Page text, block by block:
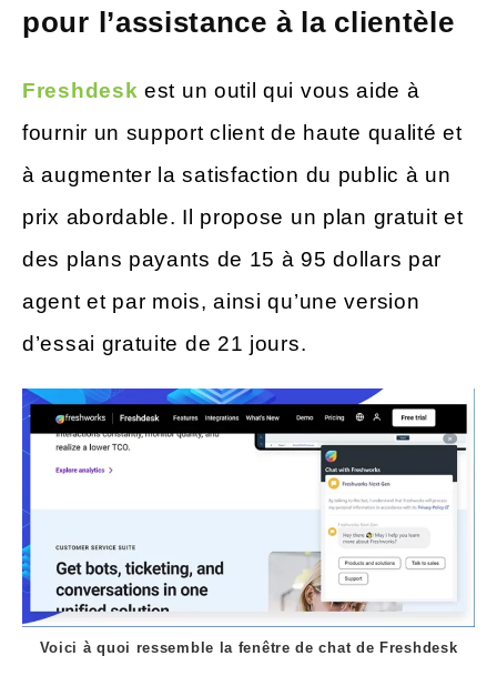
pour l’assistance à la clientèle
Freshdesk est un outil qui vous aide à
fournir un support client de haute qualité et
à augmenter la satisfaction du public à un
prix abordable. Il propose un plan gratuit et
des plans payants de 15 à 95 dollars par
agent et par mois, ainsi qu’une version
d’essai gratuite de 21 jours.
Voici à quoi ressemble la fenêtre de chat de Freshdesk